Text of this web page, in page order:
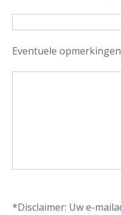
Eventuele
*Disclaimer: Uw e-